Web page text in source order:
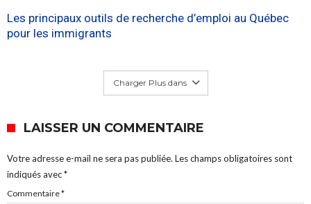
Les principaux outils de recherche d’emploi au Québec
pour les immigrants
Charger Plus dans
LAISSER UN COMMENTAIRE
Votre adresse e-mail ne sera pas publiée. Les champs obligatoires sont
indiqués avec*
Commentaire*